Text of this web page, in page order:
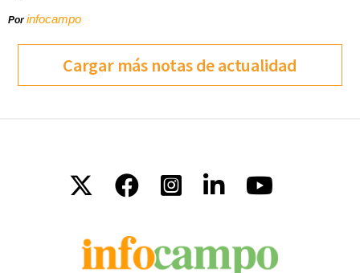
Porinfocampo
Cargar más notas de actualidad